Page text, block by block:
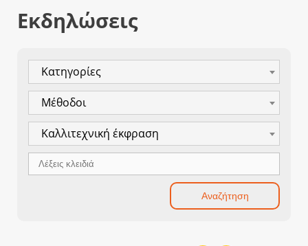
Εκδηλώσεις
Κατηγορίες
Μέθοδοι
Καλλιτεχνική έκφραση